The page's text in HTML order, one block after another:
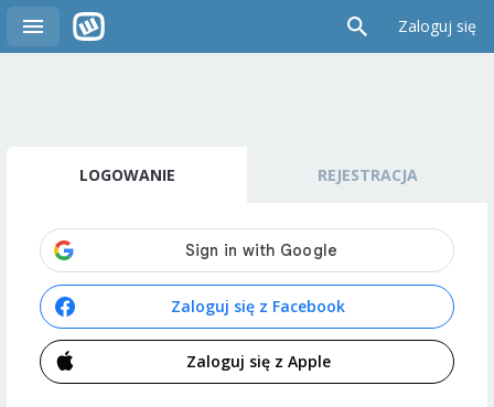
Zaloguj się
LOGOWANIE REJESTRACJA
Zaloguj się z Facebook
Zaloguj się z Apple